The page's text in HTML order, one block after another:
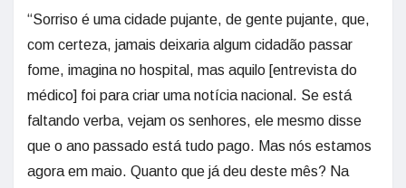
“Sorriso é uma cidade pujante, de gente pujante, que,
com certeza, jamais deixaria algum cidadão passar
fome, imagina no hospital, mas aquilo [entrevista do
médico] foi para criar uma notícia nacional. Se está
faltando verba, vejam os senhores, ele mesmo disse
que o ano passado está tudo pago. Mas nós estamos
agora em maio. Quanto que já deu deste mês? Na